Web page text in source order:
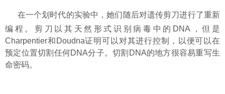
在一个划时代的实验中，她们随后对遗传剪刀进行了重新
编程。剪刀以其天然形式识别病毒中的DNA，但是
Charpentier和Doudna证明可以对其进行控制，以便可以在
预定位置切割任何DNA分子。切割DNA的地方很容易重写生
命密码。